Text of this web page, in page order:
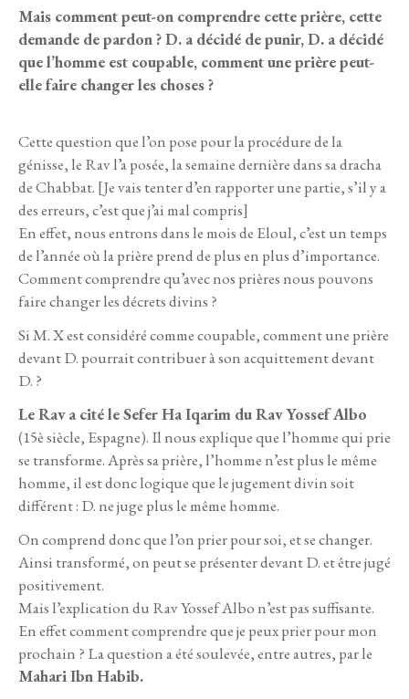
Mais comment peut-on comprendre cette prière, cette
demande de pardon ? D. a décidé de punir, D. a décidé
que l’homme est coupable, comment une prière peut-
elle faire changer les choses ?
Cette question que l’on pose pour la procédure de la
génisse, le Rav l’a posée, la semaine dernière dans sa dracha
de Chabbat. [Je vais tenter d’en rapporter une partie, s’il y a
des erreurs, c’est que j’ai mal compris]
En effet, nous entrons dans le mois de Eloul, c’est un temps
de l’année où la prière prend de plus en plus d’importance.
Comment comprendre qu’avec nos prières nous pouvons
faire changer les décrets divins ?
Si M. X est considéré comme coupable, comment une prière
devant D. pourrait contribuer à son acquittement devant
D. ?
Le Rav a cité le Sefer Ha Iqarim du Rav Yossef Albo
(15è siècle, Espagne). Il nous explique que l’homme qui prie
se transforme. Après sa prière, l’homme n’est plus le même
homme, il est donc logique que le jugement divin soit
différent : D. ne juge plus le même homme.
On comprend donc que l’on prier pour soi, et se changer.
Ainsi transformé, on peut se présenter devant D. et être jugé
positivement.
Mais l’explication du Rav Yossef Albo n’est pas suffisante.
En effet comment comprendre que je peux prier pour mon
prochain ? La question a été soulevée, entre autres, par le
Mahari Ibn Habib.